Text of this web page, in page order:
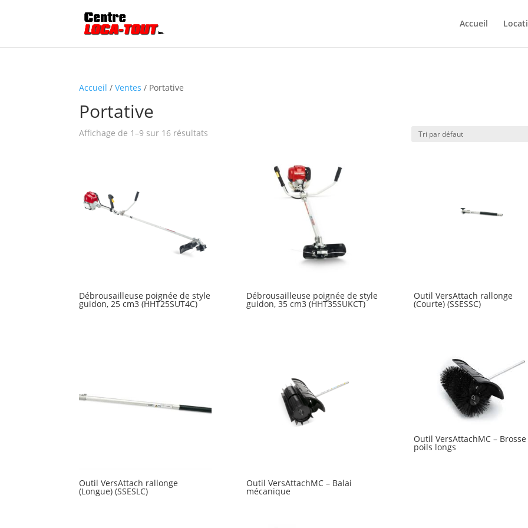
Accueil
Accueil /Ventes / Portative
Portative
Affichage de 1–9 sur 16 résultats
Débrousailleuse poignée de style
guidon, 25 cm3 (HHT25SUT4C)
Débrousailleuse poignée de style
guidon, 35 cm3 (HHT35SUKCT)
Outil VersAttach rallonge
(Courte) (SSESSC)
Outil VersAttach rallonge
(Longue) (SSESLC)
Outil VersAttachMC – Balai
mécanique
Outil VersAttachMC – Brosse
poils longs